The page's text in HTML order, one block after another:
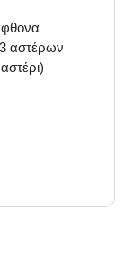
3 αστέρων